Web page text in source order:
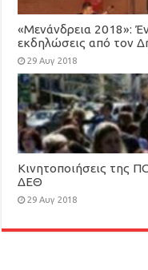
«Μενάνδρεια 2018»:
εκδηλώσεις από τον
29 Αυγ 2018
Κινητοποιήσεις της
ΔΕΘ
29 Αυγ 2018